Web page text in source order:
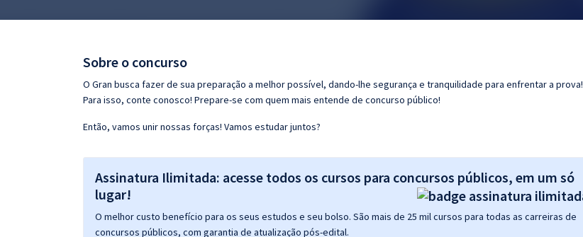
Conteúdo gratuito
Sobre o concurso
O Gran busca fazer de sua preparação a melhor possível, dando-lhe segurança e tranquilidade para enfrentar a prova!
Para isso, conte conosco! Prepare-se com quem mais entende de concurso público!
Então, vamos unir nossas forças! Vamos estudar juntos?
Assinatura Ilimitada: acesse todos os cursos para concursos públicos, em um só
lugar!
O melhor custo benefício para os seus estudos e seu bolso. São mais de 25 mil cursos para todas as carreiras de
concursos públicos, com garantia de atualização pós-edital.